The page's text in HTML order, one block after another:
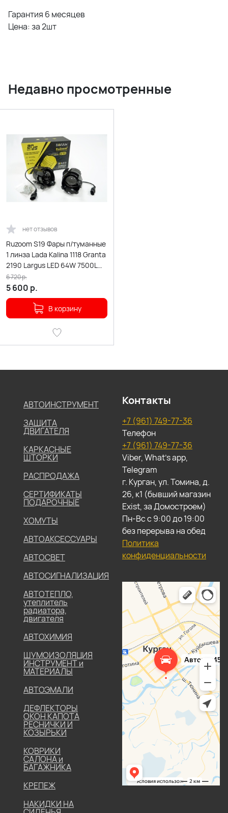
Гарантия 6 месяцев
Цена: за 2шт
Недавно просмотренные
нет отзывов
Ruzoom S19 Фары п/туманные
1 линза Lada Kalina 1118 Granta
2190 Largus LED 64W 7500LM
2шт гар 6мес
5 600 р.
6 720р.
В корзину
АВТОИНСТРУМЕНТ
ЗАЩИТА
ДВИГАТЕЛЯ
КАРКАСНЫЕ
ШТОРКИ
РАСПРОДАЖА
СЕРТИФИКАТЫ
ПОДАРОЧНЫЕ
ХОМУТЫ
АВТОАКСЕССУАРЫ
АВТОСВЕТ
АВТОСИГНАЛИЗАЦИЯ
АВТОТЕПЛО,
утеплитель
радиатора,
двигателя
АВТОХИМИЯ
ШУМОИЗОЛЯЦИЯ
ИНСТРУМЕНТ и
МАТЕРИАЛЫ
АВТОЭМАЛИ
ДЕФЛЕКТОРЫ
ОКОН КАПОТА
РЕСНИЧКИ И
КОЗЫРЬКИ
КОВРИКИ
САЛОНА и
БАГАЖНИКА
КРЕПЕЖ
НАКИДКИ НА
Контакты
+7 (961) 749-77-36
Телефон
+7 (961) 749-77-36
Viber, What's app,
Telegram
г. Курган, ул. Томина, д.
26, к1 (бывший магазин
Exist, за Домостроем)
Пн-Вс с 9:00 до 19:00
без перерыва на обед
Политика
конфиденциальности